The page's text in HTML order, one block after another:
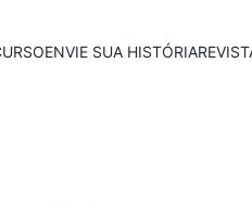
ENVIE SUA HISTÓRIA